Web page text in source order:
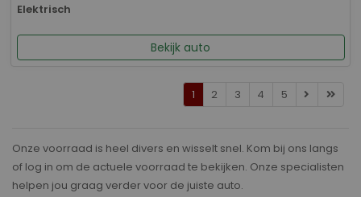
Elektrisch
Bekijk auto
1 2 3 4 5
Onze voorraad is heel divers en wisselt snel. Kom bij ons langs
of log in om de actuele voorraad te bekijken. Onze specialisten
helpen jou graag verder voor de juiste auto.